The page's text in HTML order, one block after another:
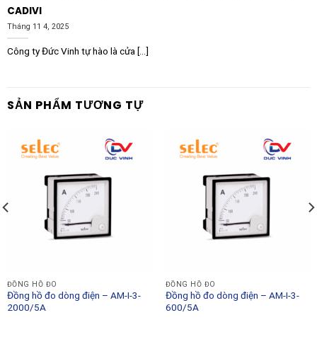
CADIVI
Tháng 11 4, 2025
Công ty Đức Vinh tự hào là cửa [...]
SẢN PHẨM TƯƠNG TỰ
ĐỒNG HỒ ĐO
Đồng hồ đo dòng điện – AM-I-3-
2000/5A
ĐỒNG HỒ ĐO
Đồng hồ đo dòng điện – AM-I-3-
600/5A